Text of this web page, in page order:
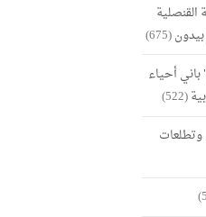
(675)
أحياء
(522)